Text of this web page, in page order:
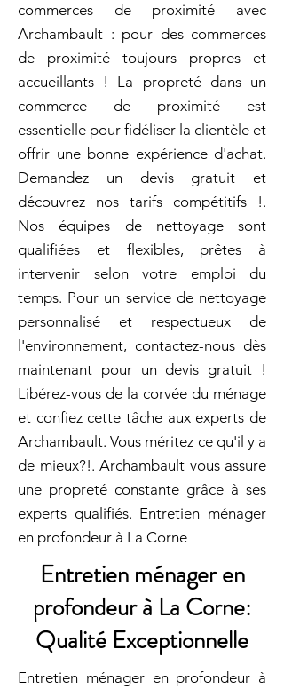
commerces de proximité avec
Archambault : pour des commerces
de proximité toujours propres et
accueillants ! La propreté dans un
commerce de proximité est
essentielle pour fidéliser la clientèle et
offrir une bonne expérience d'achat.
Demandez un devis gratuit et
découvrez nos tarifs compétitifs !.
Nos équipes de nettoyage sont
qualifiées et flexibles, prêtes à
intervenir selon votre emploi du
temps. Pour un service de nettoyage
personnalisé et respectueux de
l'environnement, contactez-nous dès
maintenant pour un devis gratuit !
Libérez-vous de la corvée du ménage
et confiez cette tâche aux experts de
Archambault. Vous méritez ce qu'il y a
de mieux?!. Archambault vous assure
une propreté constante grâce à ses
experts qualifiés. Entretien ménager
en profondeur à La Corne
Entretien ménager en
profondeur à La Corne:
Qualité Exceptionnelle
Entretien ménager en profondeur à